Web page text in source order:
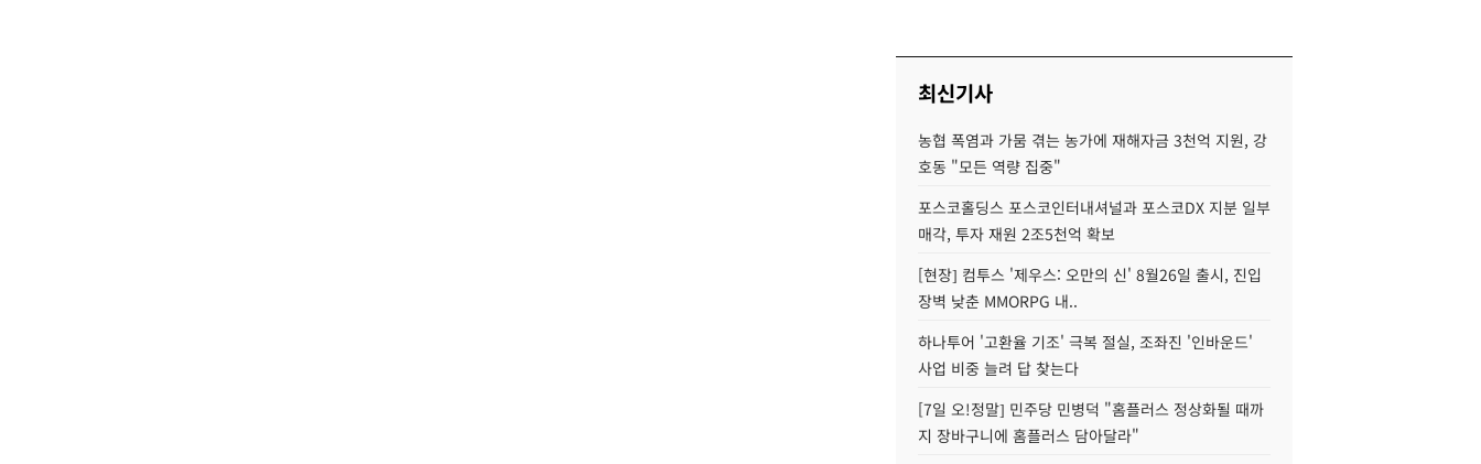
최신기사
농협 폭염과 가뭄 겪는 농가에 재해자금 3천억 지원, 강
호동 "모든 역량 집중"
포스코홀딩스 포스코인터내셔널과 포스코DX 지분 일부
매각, 투자 재원 2조5천억 확보
[현장] 컴투스 '제우스: 오만의 신' 8월26일 출시, 진입
장벽 낮춘 MMORPG 내..
하나투어 '고환율 기조' 극복 절실, 조좌진 '인바운드'
사업 비중 늘려 답 찾는다
[7일 오!정말] 민주당 민병덕 "홈플러스 정상화될 때까
지 장바구니에 홈플러스 담아달라"